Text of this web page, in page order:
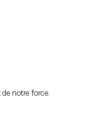
de notre force.